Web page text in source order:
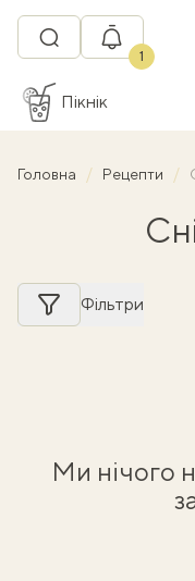
1
Пікнік
Головна Рецепти
Фільтри
Ми нічого